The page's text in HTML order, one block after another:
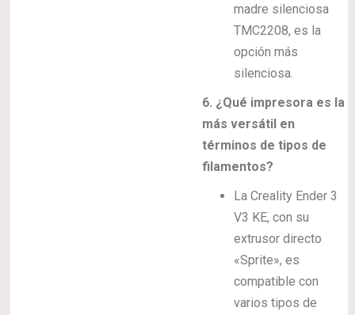
madre silenciosa
TMC2208, es la
opción más
silenciosa.
6. ¿Qué impresora es la
más versátil en
términos de tipos de
filamentos?
La Creality Ender 3
V3 KE, con su
extrusor directo
«Sprite», es
compatible con
varios tipos de